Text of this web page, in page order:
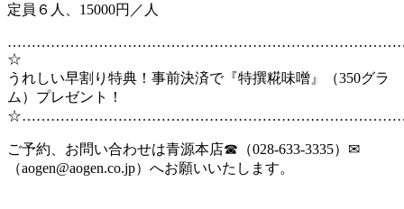
定員６人、15000円／人
☆
うれしい早割り特典！事前決済で『特撰糀味噌』（350グラ
ム）プレゼント！
ご予約、お問い合わせは青源本店☎（028-633-3335）✉
（aogen@aogen.co.jp）へお願いいたします。